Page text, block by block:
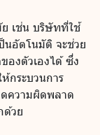
เช่น บริษัทที่ใช้
นอัตโนมัติ จะช่วย
องตัวเองได้ ซึ่ง
กระบวนการ
ความผิดพลาด
ด้วย